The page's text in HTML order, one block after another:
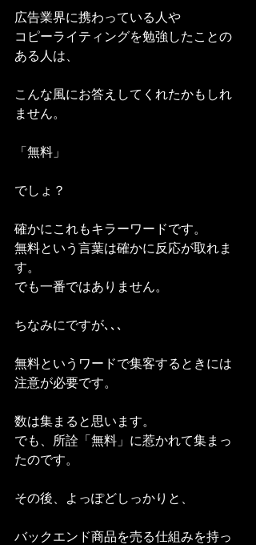
広告業界に携わっている人や
コピーライティングを勉強したことの
ある人は、
こんな風にお答えしてくれたかもしれ
ません。
「無料」
でしょ？
確かにこれもキラーワードです。
無料という言葉は確かに反応が取れま
す。
でも一番ではありません。
ちなみにですが､､､
無料というワードで集客するときには
注意が必要です。
数は集まると思います。
でも、所詮「無料」に惹かれて集まっ
たのです。
その後、よっぽどしっかりと、
バックエンド商品を売る仕組みを持っ